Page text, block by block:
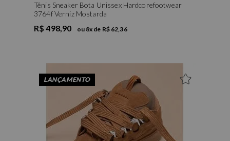
Tênis Sneaker Bota Unissex Hardcorefootwear
3764f Verniz Mostarda
R$ 498,90 ou 8x de R$ 62,36
LANÇAMENTO